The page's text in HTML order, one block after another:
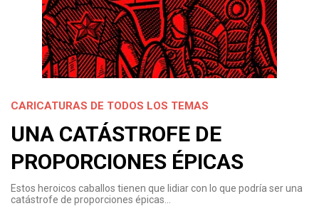
CARICATURAS DE TODOS LOS TEMAS
UNA CATÁSTROFE DE
PROPORCIONES ÉPICAS
Estos heroicos caballos tienen que lidiar con lo que podría ser una
catástrofe de proporciones épicas…